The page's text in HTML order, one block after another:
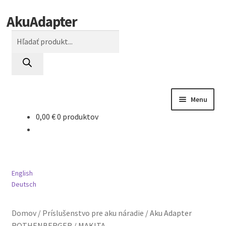
Preskočiť
na
navigáciu
Preskočiť
na
obsah
AkuAdapter
Menu
BLACK DECKER
0,00 €0 produktov
English
Deutsch
Domov/ Príslušenstvo pre aku náradie /Aku Adapter